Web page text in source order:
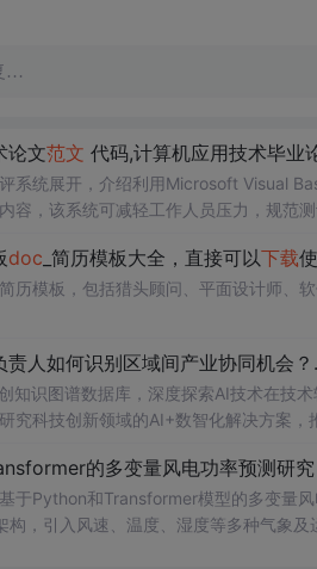
…
论文范文 代码,计算机应用技术毕业
系统展开，介绍利用Microsoft Visual
容，该系统可减轻工作人员压力，规范测
doc _简历模板大全，直接可以下载
历模板，包括猎头顾问、平面设计师、
责人如何识别区域间产业协同机会？.
知识图谱数据库，深度探索AI技术在技
究科技创新领域的AI+数智化解决方案，
的多变量风电功率预测研究
于Python和Transformer模型的多变量
构，引入风速、温度、湿度等多种气象